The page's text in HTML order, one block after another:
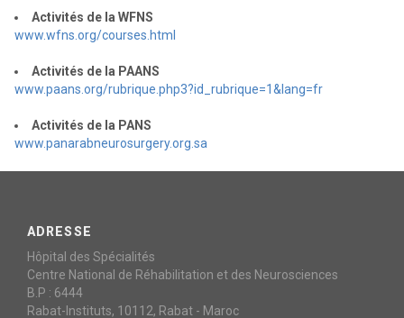
Activités de la WFNS
www.wfns.org/courses.html
Activités de la PAANS
www.paans.org/rubrique.php3?id_rubrique=1&lang=fr
Activités de la PANS
www.panarabneurosurgery.org.sa
ADRESSE
Hôpital des Spécialités
Centre National de Réhabilitation et des Neurosciences
B.P : 6444
Rabat-Instituts, 10112, Rabat - Maroc